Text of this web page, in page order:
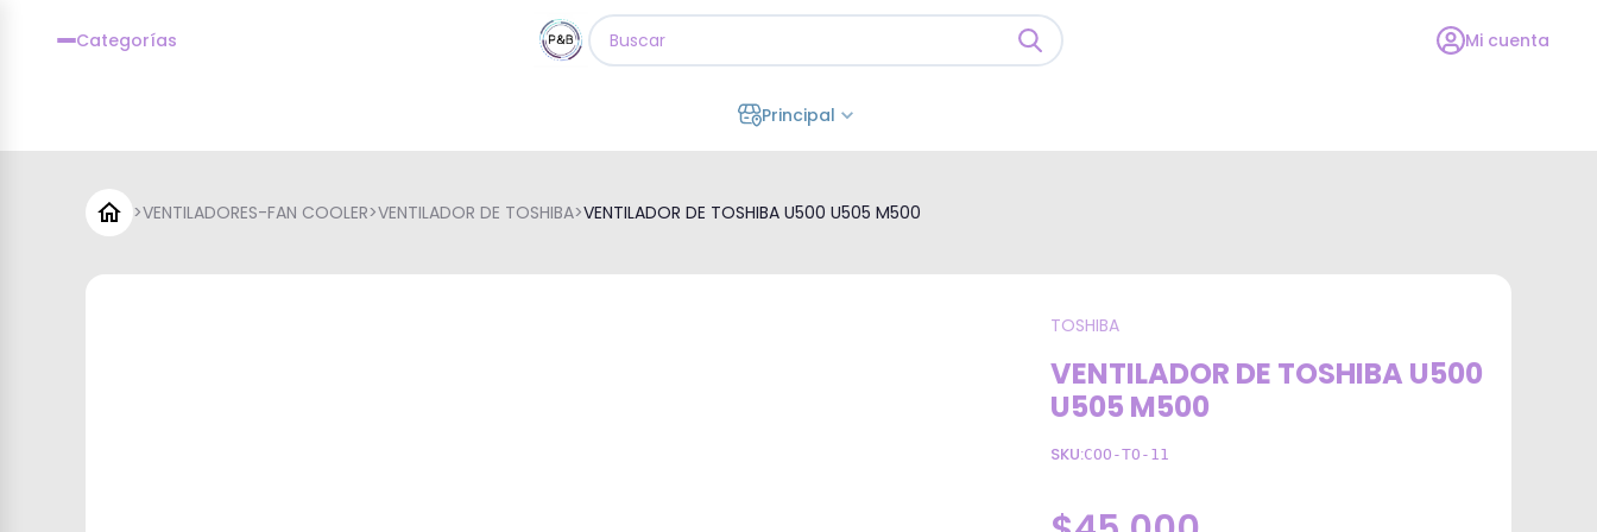
Categorías Mi cuenta
Principal
>VENTILADORES-FAN COOLER>VENTILADOR DE TOSHIBA>VENTILADOR DE TOSHIBA U500 U505 M500
TOSHIBA
VENTILADOR DE TOSHIBA U500
U505 M500
SKU:COO-TO-11